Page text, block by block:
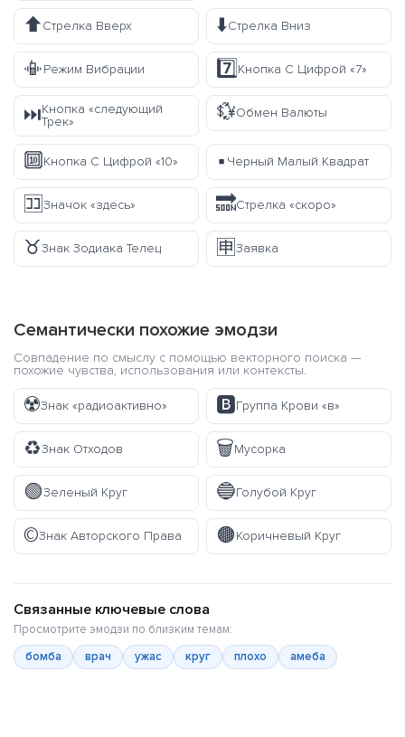
⬆️Стрелка Вверх ⬇️Стрелка Вниз
📳Режим Вибрации 7️⃣Кнопка С Цифрой «7»
⏭️Кнопка «следующий
Трек»
💱Обмен Валюты
🔟Кнопка С Цифрой «10» ▪️ Черный Малый Квадрат
🈁 Значок «здесь» 🔜Стрелка «скоро»
♉Знак Зодиака Телец 🈸 Заявка
Семантически похожие эмодзи
Совпадение по смыслу с помощью векторного поиска —
похожие чувства, использования или контексты.
☢️Знак «радиоактивно» 🅱️Группа Крови «в»
♻️Знак Отходов 🗑️Мусорка
🟢Зеленый Круг 🔵Голубой Круг
©️Знак Авторского Права 🟤Коричневый Круг
Связанные ключевые слова
Просмотрите эмодзи по близким темам:
бомба
врач ужас круг плохо амеба